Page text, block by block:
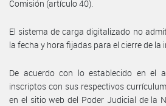
Comisión (artículo 40).
El sistema de carga digitalizado no
la fecha y hora fijadas para el cierre de la
De acuerdo con lo establecido en el
inscriptos con sus respectivos
en el sitio web del Poder Judicial de la